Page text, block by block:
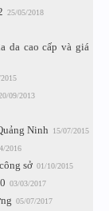
25/05/2018
da cao cấp và giá
09/2013
Ninh 15/07/2015
2016
sở 01/10/2015
03/03/2017
05/07/2017